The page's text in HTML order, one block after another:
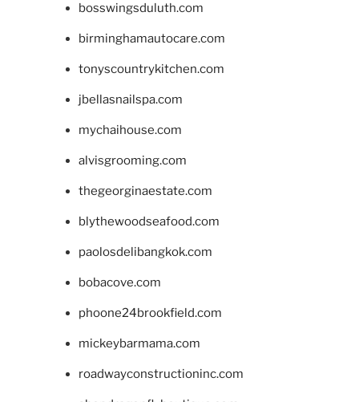
bosswingsduluth.com
birminghamautocare.com
tonyscountrykitchen.com
jbellasnailspa.com
mychaihouse.com
alvisgrooming.com
thegeorginaestate.com
blythewoodseafood.com
paolosdelibangkok.com
bobacove.com
phoone24brookfield.com
mickeybarmama.com
roadwayconstructioninc.com